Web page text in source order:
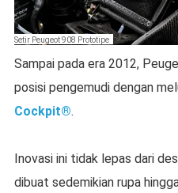
Setir Peugeot 908 Prototipe
Sampai pada era 2012,
posisi pengemudi dengan
Cockpit®.
Inovasi ini tidak lepas dari
dibuat sedemikian rupa